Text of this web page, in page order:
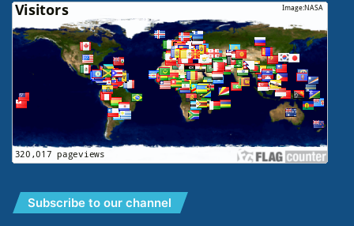
Subscribe to our channel